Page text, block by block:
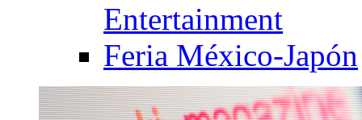
Entertainment
Feria México-Japón